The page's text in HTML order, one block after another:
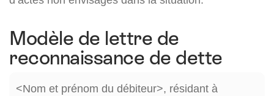
Modèle de lettre de
reconnaissance de dette
<Nom et prénom du débiteur>, résidant à